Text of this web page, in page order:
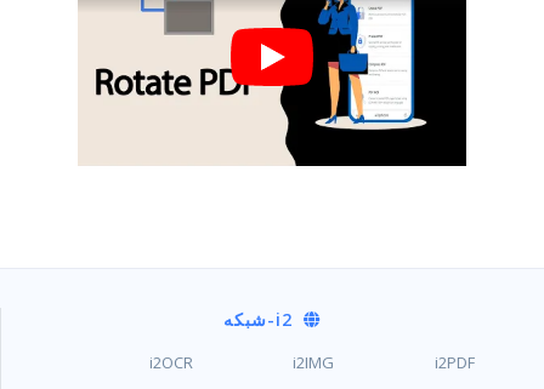
i2-شبکه
i2PDF
i2IMG
i2OCR